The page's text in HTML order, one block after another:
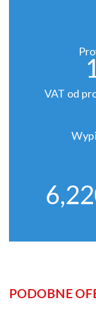
VAT od
PODOBNE